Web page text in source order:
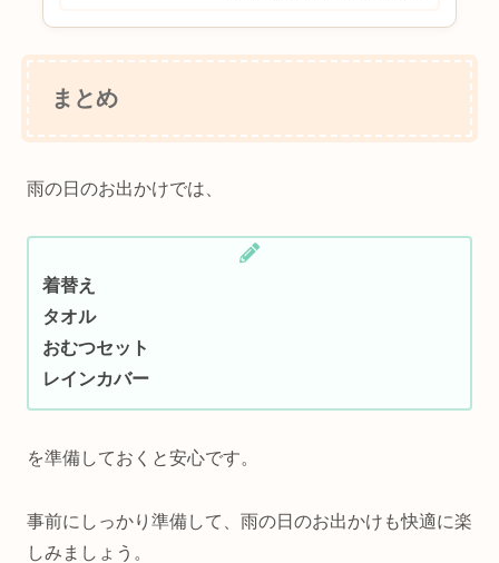
事前の準備がとても大切です。月
まとめ
雨の日のお出かけでは、
着替え
タオル
おむつセット
レインカバー
を準備しておくと安心です。
事前にしっかり準備して、雨の日のお出かけも快適に楽
しみましょう。